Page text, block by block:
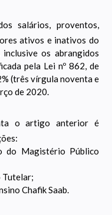
salários, proventos,
ativos e inativos do
os abrangidos
pela Lei nº 862, de
(três vírgula noventa e
de 2020.
o artigo anterior é
Magistério Público
Chafik Saab.